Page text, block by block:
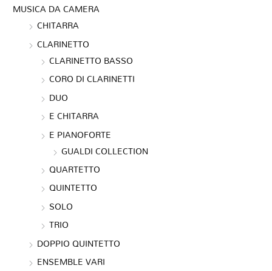
MUSICA DA CAMERA
CHITARRA
CLARINETTO
CLARINETTO BASSO
CORO DI CLARINETTI
DUO
E CHITARRA
E PIANOFORTE
GUALDI COLLECTION
QUARTETTO
QUINTETTO
SOLO
TRIO
DOPPIO QUINTETTO
ENSEMBLE VARI